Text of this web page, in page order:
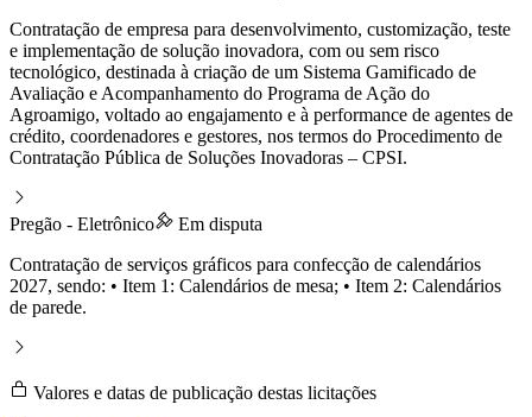
Contratação de empresa para desenvolvimento, customização, teste
e implementação de solução inovadora, com ou sem risco
tecnológico, destinada à criação de um Sistema Gamificado de
Avaliação e Acompanhamento do Programa de Ação do
Agroamigo, voltado ao engajamento e à performance de agentes de
crédito, coordenadores e gestores, nos termos do Procedimento de
Contratação Pública de Soluções Inovadoras – CPSI.
Pregão - Eletrônico
Em disputa
Contratação de serviços gráficos para confecção de calendários
2027, sendo: • Item 1: Calendários de mesa; • Item 2: Calendários
de parede.
Valores e datas de publicação destas licitações